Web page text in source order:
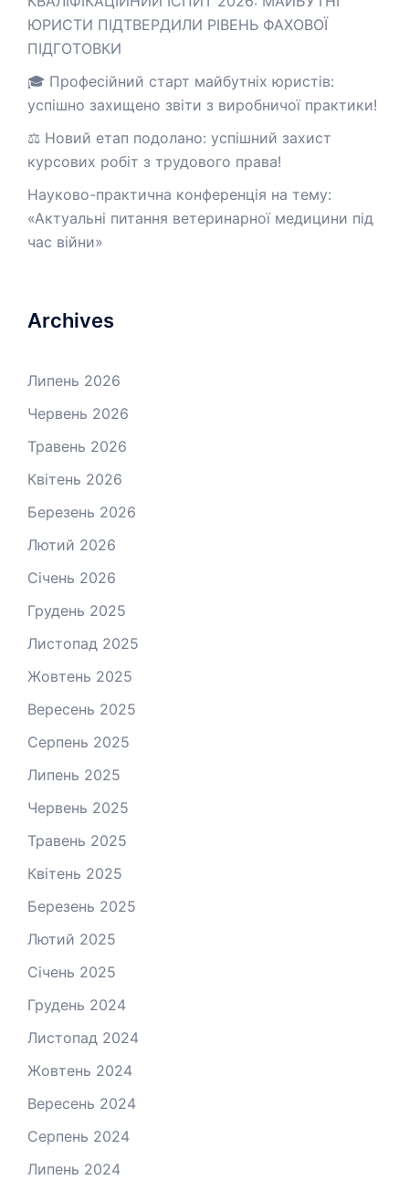
ЮРИСТИ ПІДТВЕРДИЛИ РІВЕНЬ ФАХОВОЇ
ПІДГОТОВКИ
🎓 Професійний старт майбутніх юристів:
успішно захищено звіти з виробничої практики!
⚖️ Новий етап подолано: успішний захист
курсових робіт з трудового права!
Науково-практична конференція на тему:
«Актуальні питання ветеринарної медицини під
час війни»
Archives
Липень 2026
Червень 2026
Травень 2026
Квітень 2026
Березень 2026
Лютий 2026
Січень 2026
Грудень 2025
Листопад 2025
Жовтень 2025
Вересень 2025
Серпень 2025
Липень 2025
Червень 2025
Травень 2025
Квітень 2025
Березень 2025
Лютий 2025
Січень 2025
Грудень 2024
Листопад 2024
Жовтень 2024
Вересень 2024
Серпень 2024
Липень 2024